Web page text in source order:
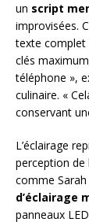
un script
improvisées.
texte complet
clés
téléphone »,
culinaire. «
conservant
L’éclairage
perception de
comme
d’éclairage
panneaux